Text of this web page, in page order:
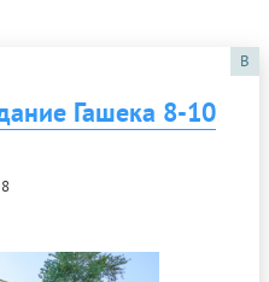
B
Гашека 8-10